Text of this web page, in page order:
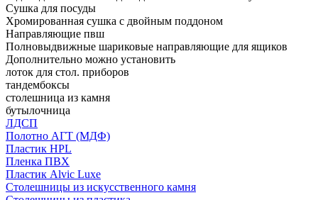
Сушка для посуды
Хромированная сушка с двойным поддоном
Направляющие пвш
Полновыдвижные шариковые направляющие для ящиков
Дополнительно можно установить
лоток для стол. приборов
тандембоксы
столешница из камня
бутылочница
ЛДСП
Полотно АГТ (МДФ)
Пластик HPL
Пленка ПВХ
Пластик Alvic Luxe
Столешницы из искусственного камня